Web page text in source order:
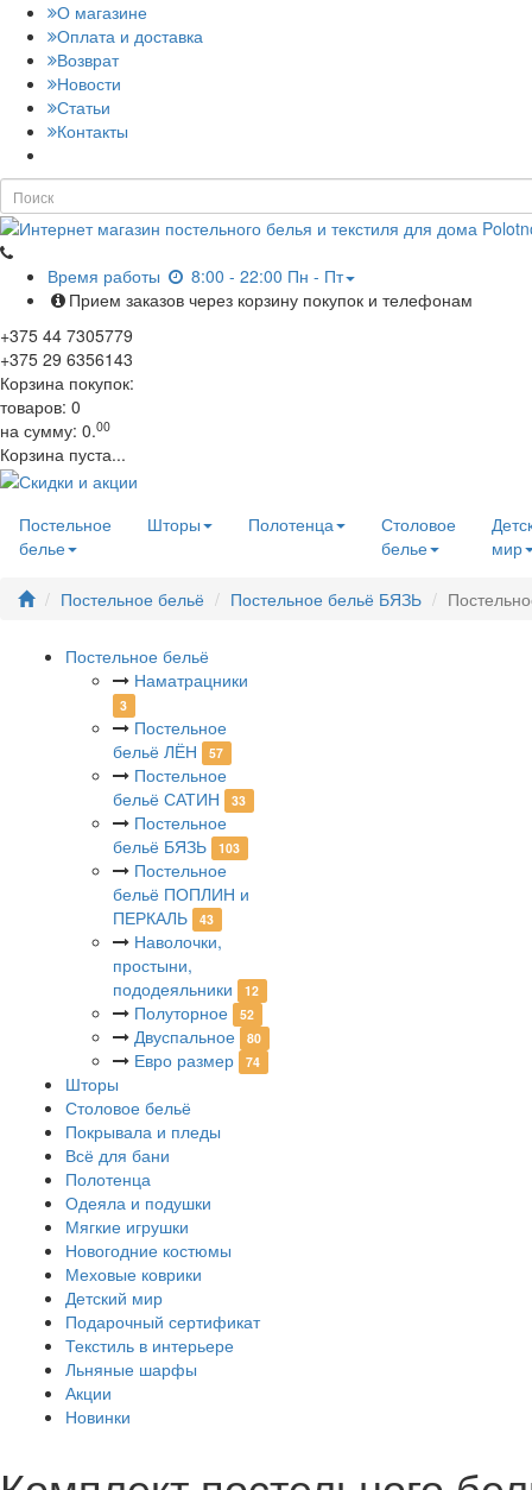
О магазине
Оплата и доставка
Возврат
Новости
Статьи
Контакты
Время работы
8:00 - 22:00 Пн - Пт
Прием заказов через корзину покупок и телефонам
+375 44 7305779
+375 29 6356143
Корзина покупок:
товаров: 0
на сумму: 0.00
Корзина пуста...
Постельное
белье
Шторы Полотенца
Столовое
белье
мир
Постельное бельё Постельное бельё БЯЗЬ
Постельное бельё
Наматрацники
3
Постельное
бельё ЛЁН
57
Постельное
бельё САТИН
33
Постельное
бельё БЯЗЬ
103
Постельное
бельё ПОПЛИН и
ПЕРКАЛЬ
43
Наволочки,
простыни,
пододеяльники
12
Полуторное 52
Двуспальное 80
Евро размер 74
Шторы
Столовое бельё
Покрывала и пледы
Всё для бани
Полотенца
Одеяла и подушки
Мягкие игрушки
Новогодние костюмы
Меховые коврики
Детский мир
Подарочный сертификат
Текстиль в интерьере
Льняные шарфы
Акции
Новинки